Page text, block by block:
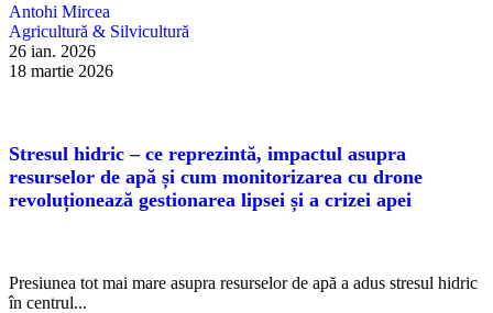
Antohi Mircea
Agricultură & Silvicultură
26 ian. 2026
18 martie 2026
Stresul hidric – ce reprezintă, impactul asupra
resurselor de apă și cum monitorizarea cu drone
revoluționează gestionarea lipsei și a crizei apei
Presiunea tot mai mare asupra resurselor de apă a adus stresul hidric
în centrul...